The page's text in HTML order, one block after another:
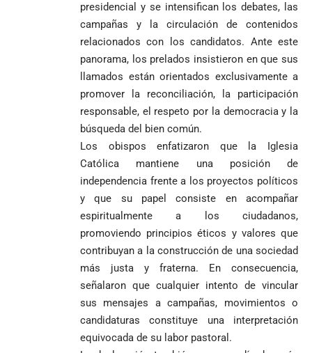
presidencial y se intensifican los debates, las
campañas y la circulación de contenidos
relacionados con los candidatos. Ante este
panorama, los prelados insistieron en que sus
llamados están orientados exclusivamente a
promover la reconciliación, la participación
responsable, el respeto por la democracia y la
búsqueda del bien común.
Los obispos enfatizaron que la Iglesia
Católica mantiene una posición de
independencia frente a los proyectos políticos
y que su papel consiste en acompañar
espiritualmente a los ciudadanos,
promoviendo principios éticos y valores que
contribuyan a la construcción de una sociedad
más justa y fraterna. En consecuencia,
señalaron que cualquier intento de vincular
sus mensajes a campañas, movimientos o
candidaturas constituye una interpretación
equivocada de su labor pastoral.
Fico Gutiérrez
demanda
de Quintero en
Supersalud y
pide
suspensión
cargo
Tribunal de
Antioquia
niega pérdida
a concejales
de Medellín
Andrés
estudiantes
indígenas,
afrodescendientes
y mestizos
campesinos
inician nueva
jornada académica
Diócesis de
Sonsón-Rionegro
rechaza fotos
templo de Guarne y
ordena acto de
desagravio
Gustavo Petro
afirma que “no
se puede
presidente” y
pide esperar
los
escrutinios
oficiales
Abelardo de la
Espriella es
elegido
presidente de
Costa de
Marfil
sorprende a
Ecuador en el
y acaba con su
invicto de 19
partidos
Japón rescata
un empate
agónico ante
Países Bajos
en un vibrante
Pantalla & Dial.
Acoso sexual en
medios: Nueva
presidencial
presuntamente lo
Medellín: un
camino que no
abandonarse
LA POLICRISIS
Más de 700
estudiantes
indígenas,
afrodescendientes
y mestizos
campesinos
inician nueva
jornada académica
en Medellín
Cardenal Rueda
pide desarmar el
corazón para
construir juntos
una Colombia
reconciliada